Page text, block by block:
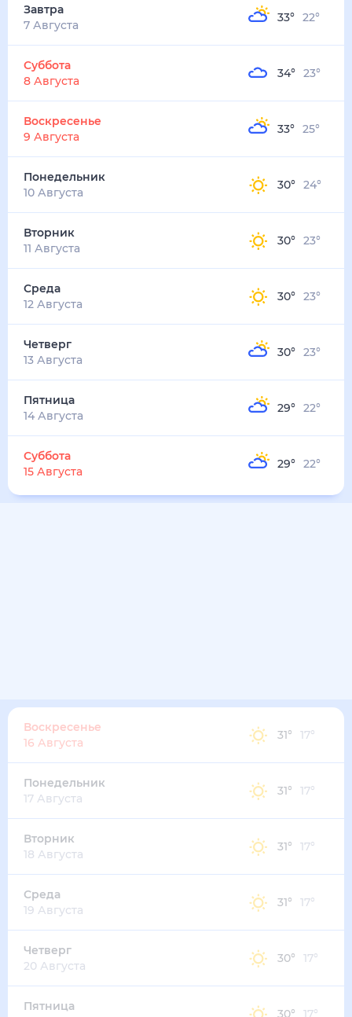
Завтра
7 Августа
33° 22°
Суббота
8 Августа
34° 23°
Воскресенье
9 Августа
33° 25°
Понедельник
10 Августа
30° 24°
Вторник
11 Августа
30° 23°
Среда
12 Августа
30° 23°
Четверг
13 Августа
30° 23°
Пятница
14 Августа
29° 22°
Суббота
15 Августа
29° 22°
Воскресенье
16 Августа
31° 17°
Понедельник
17 Августа
31° 17°
Вторник
18 Августа
31° 17°
Среда
19 Августа
31° 17°
Четверг
20 Августа
30° 17°
Пятница
30° 17°